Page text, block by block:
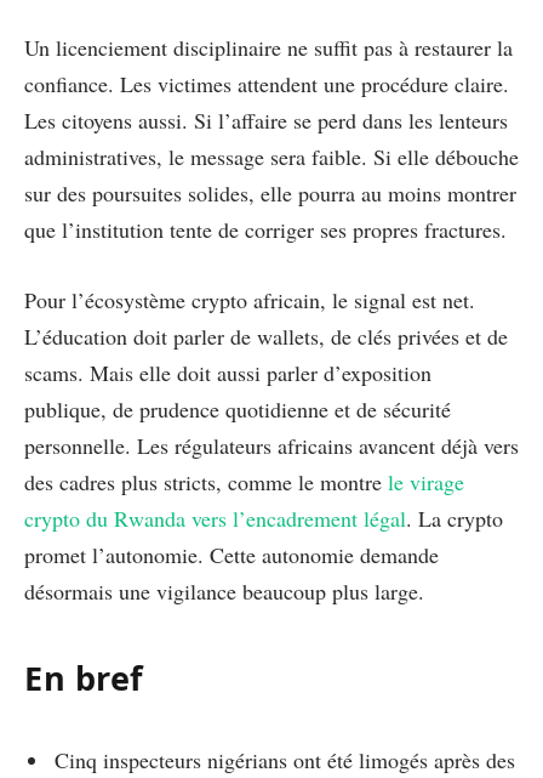
Un licenciement disciplinaire ne suffit pas à restaurer la
confiance. Les victimes attendent une procédure claire.
Les citoyens aussi. Si l’affaire se perd dans les lenteurs
administratives, le message sera faible. Si elle débouche
sur des poursuites solides, elle pourra au moins montrer
que l’institution tente de corriger ses propres fractures.
Pour l’écosystème crypto africain, le signal est net.
L’éducation doit parler de wallets, de clés privées et de
scams. Mais elle doit aussi parler d’exposition
publique, de prudence quotidienne et de sécurité
personnelle. Les régulateurs africains avancent déjà vers
des cadres plus stricts, comme le montre le virage
crypto du Rwanda vers l’encadrement légal. La crypto
promet l’autonomie. Cette autonomie demande
désormais une vigilance beaucoup plus large.
En bref
Cinq inspecteurs nigérians ont été limogés après des